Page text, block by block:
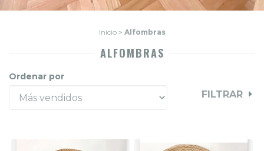
Inicio > Alfombras
ALFOMBRAS
Ordenar por
FILTRAR